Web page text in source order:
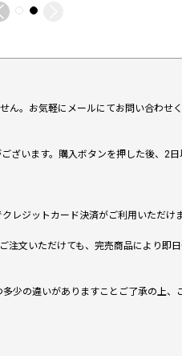
。お気軽にメールにてお問い合わせく
います。購入ボタンを押した後、2
ジットカード決済がご利用いただけ
文いただけても、完売商品により即
少の違いがありますことご了承の上、